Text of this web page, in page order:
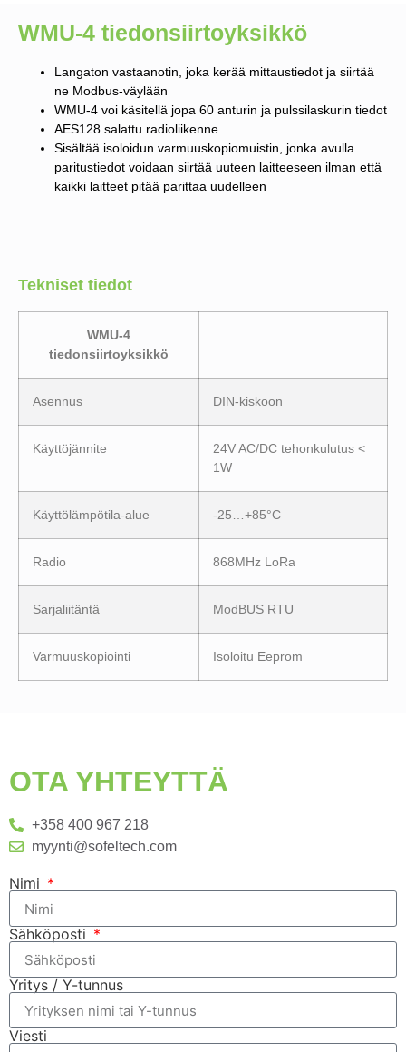
WMU-4 tiedonsiirtoyksikkö
Langaton vastaanotin, joka kerää mittaustiedot ja siirtää
ne Modbus-väylään
WMU-4 voi käsitellä jopa 60 anturin ja pulssilaskurin tiedot
AES128 salattu radioliikenne
Sisältää isoloidun varmuuskopiomuistin, jonka avulla
paritustiedot voidaan siirtää uuteen laitteeseen ilman että
kaikki laitteet pitää parittaa uudelleen
Tekniset tiedot
WMU-4
tiedonsiirtoyksikkö
Asennus DIN-kiskoon
Käyttöjännite
24V AC/DC tehonkulutus <
1W
Käyttölämpötila-alue -25…+85°C
Radio 868MHz LoRa
Sarjaliitäntä ModBUS RTU
Varmuuskopiointi Isoloitu Eeprom
OTA YHTEYTTÄ
+358 400 967 218
myynti@sofeltech.com
Nimi
Sähköposti
Yritys / Y-tunnus
Viesti